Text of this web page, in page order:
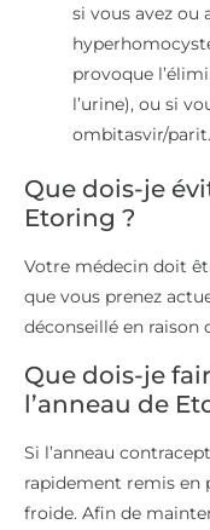
si vous avez ou
provoque
l’urine), ou si
ombitasvir/parit.
Que dois-je
Etoring ?
Votre médecin doit
que vous prenez
déconseillé en raison
Que dois-je
l’anneau de
Si l’anneau
rapidement remis en
froide. Afin de